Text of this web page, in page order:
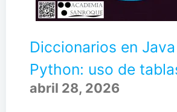
Diccionarios en
Python: uso de
abril 28, 2026